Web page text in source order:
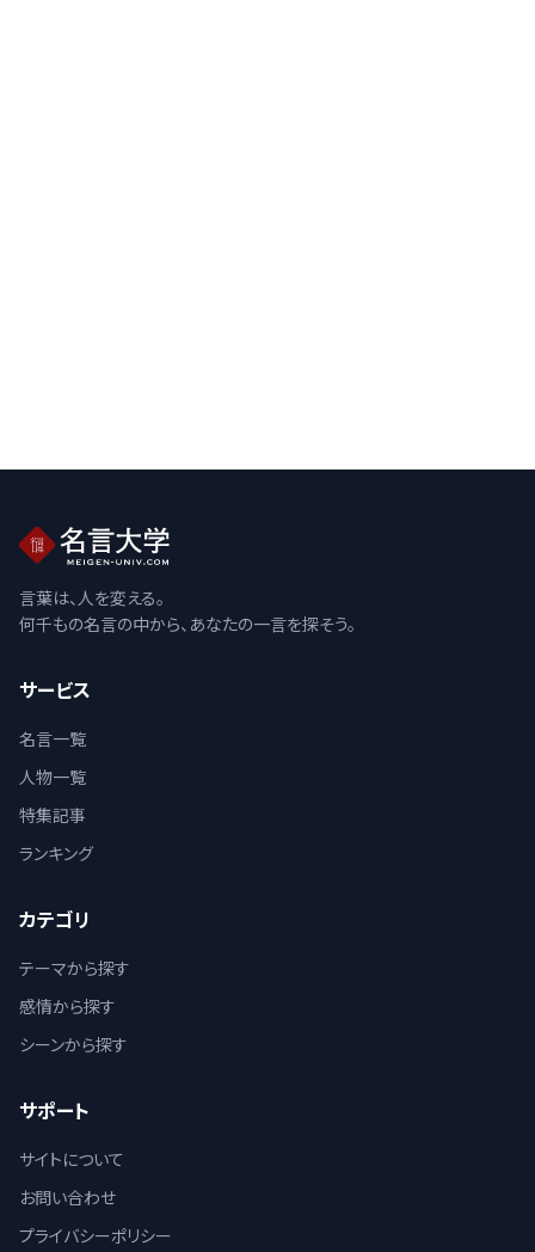
言葉は、人を変える。
何千もの名言の中から、あなたの一言を探そう。
サービス
名言一覧
人物一覧
特集記事
ランキング
カテゴリ
テーマから探す
感情から探す
シーンから探す
サポート
サイトについて
お問い合わせ
プライバシーポリシー